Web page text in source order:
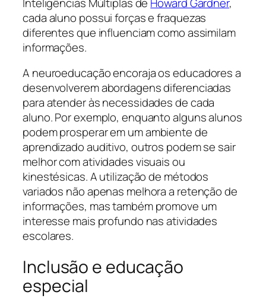
cada aluno possui forças e fraquezas
diferentes que influenciam como assimilam
informações.
A neuroeducação encoraja os educadores a
desenvolverem abordagens diferenciadas
para atender às necessidades de cada
aluno. Por exemplo, enquanto alguns alunos
podem prosperar em um ambiente de
aprendizado auditivo, outros podem se sair
melhor com atividades visuais ou
kinestésicas. A utilização de métodos
variados não apenas melhora a retenção de
informações, mas também promove um
interesse mais profundo nas atividades
escolares.
Inclusão e educação
especial